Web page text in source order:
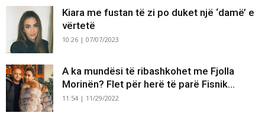
Kiara me fustan të zi po duket një ‘damë’ e
vërtetë
10:26 | 07/07/2023
A ka mundësi të ribashkohet me Fjolla
Morinën? Flet për herë të parë Fisnik...
11:54 | 11/29/2022